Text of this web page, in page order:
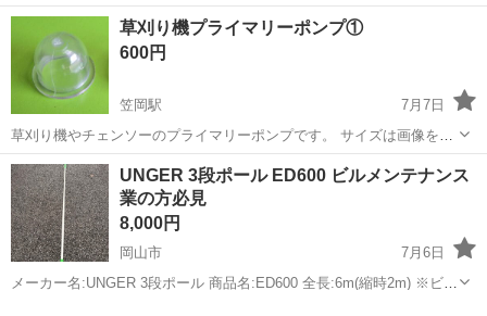
に使うことがないので出品します。 1枚使用しています。
岡山 赤磐市 万富駅 掃除用具
草刈り機プライマリーポンプ①
600円
笠岡駅
7月7日
草刈り機やチェンソーのプライマリーポンプです。 サイズは画像をご
覧下さい。 3Nでお願いします。
岡山 笠岡市 掃除用具
UNGER 3段ポール ED600 ビルメンテナンス
業の方必見
8,000円
岡山市
7月6日
メーカー名:UNGER 3段ポール 商品名:ED600 全長:6m(縮時2m) ※ビル